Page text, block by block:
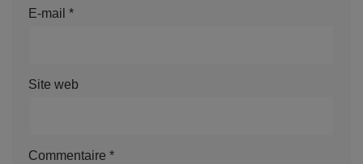
E-mail *
Site web
Commentaire *